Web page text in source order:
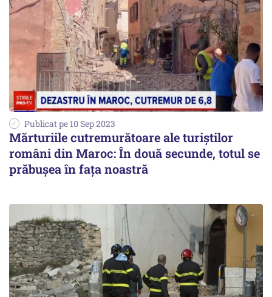
Publicat pe 10 Sep 2023
Mărturiile cutremurătoare ale turiștilor
români din Maroc: În două secunde, totul se
prăbușea în fața noastră